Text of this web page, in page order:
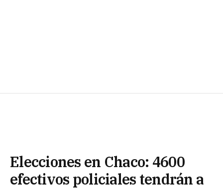
Elecciones en Chaco: 4600
efectivos policiales tendrán a